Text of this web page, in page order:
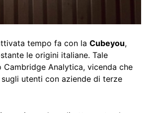
tempo fa con la Cubeyou,
le origini italiane. Tale
Analytica, vicenda che
utenti con aziende di terze